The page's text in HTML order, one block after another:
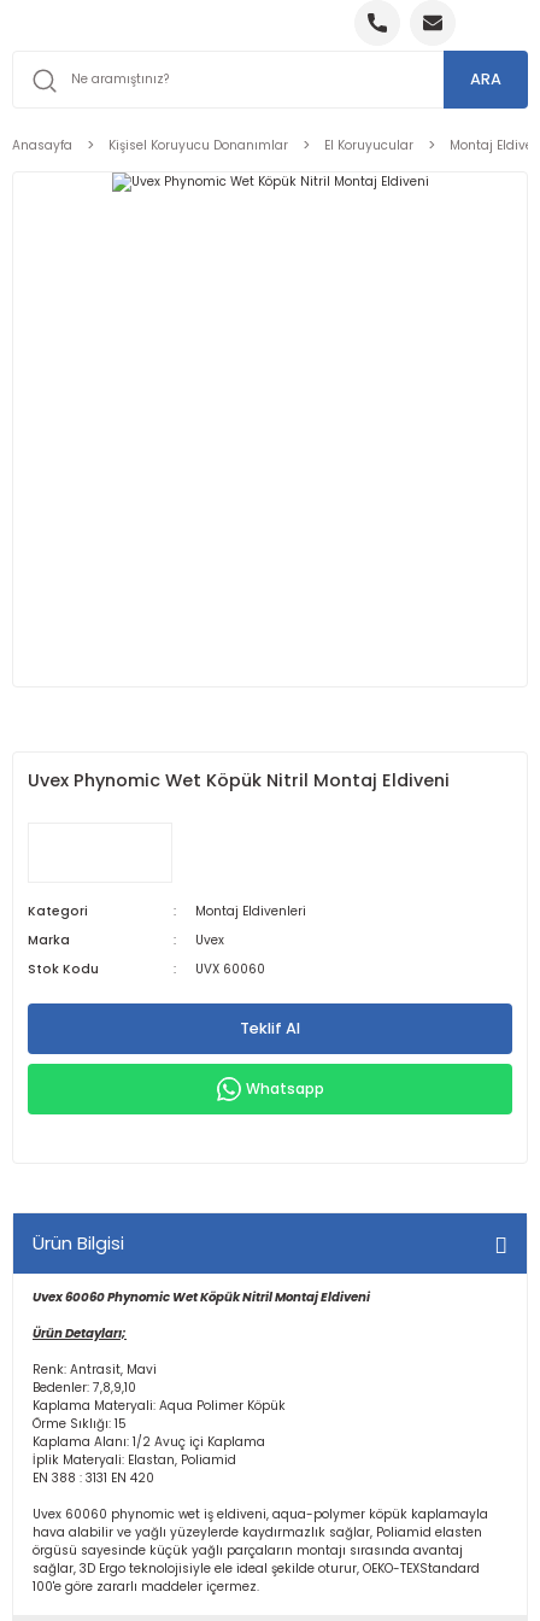
ARA
Anasayfa Kişisel Koruyucu Donanımlar El Koruyucular Montaj
Uvex Phynomic Wet Köpük Nitril Montaj Eldiveni
Kategori
Montaj Eldivenleri
Marka
Uvex
Stok Kodu
UVX 60060
Teklif Al
Whatsapp
Ürün Bilgisi
Uvex 60060 Phynomic Wet Köpük Nitril Montaj Eldiveni
Ürün Detayları;
Renk: Antrasit, Mavi
Bedenler: 7,8,9,10
Kaplama Materyali: Aqua Polimer Köpük
Örme Sıklığı: 15
Kaplama Alanı: 1/2 Avuç içi Kaplama
İplik Materyali: Elastan, Poliamid
EN 388 : 3131 EN 420
Uvex 60060 phynomic wet iş eldiveni, aqua-polymer köpük kaplamayla
hava alabilir ve yağlı yüzeylerde kaydırmazlık sağlar, Poliamid elasten
örgüsü sayesinde küçük yağlı parçaların montajı sırasında avantaj
sağlar, 3D Ergo teknolojisiyle ele ideal şekilde oturur, OEKO-TEXStandard
100'e göre zararlı maddeler içermez.